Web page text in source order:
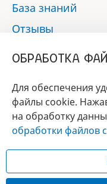
База знаний
Отзывы
БРЕНД
ГОДА
© 2017 - 2026
Разработка сайта —
ОБРАБОТКА
Для обеспечения
файлы cookie.
на обработку
обработки файлов